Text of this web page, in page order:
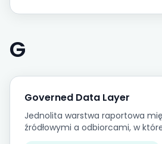
G
Governed Data Layer
Jednolita warstwa raportowa
źródłowymi a odbiorcami, w
systemów są skonsolidowane,